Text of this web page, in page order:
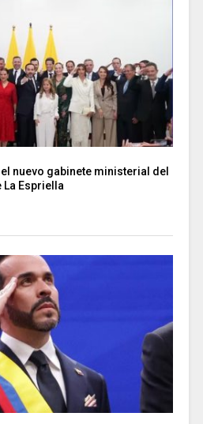
nuevo gabinete ministerial del
La Espriella